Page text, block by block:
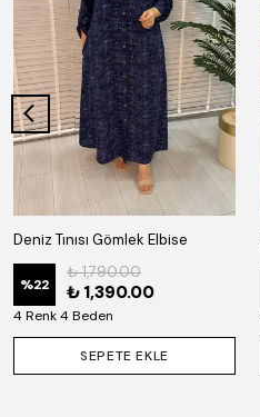
Deniz Tınısı Gömlek Elbise
%22
₺ 1,790.00
₺ 1,390.00
4 Renk 4 Beden
SEPETE EKLE